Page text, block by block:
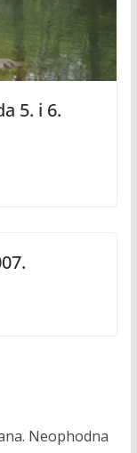
5. i 6.
Neophodna